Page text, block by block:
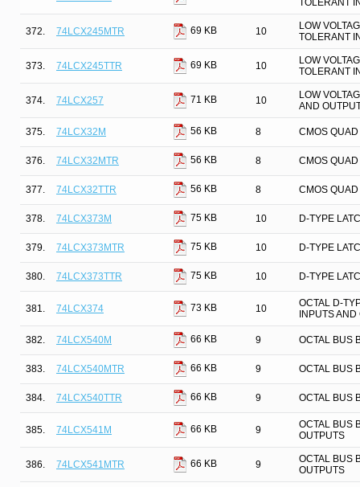
TOLERANT
372. 74LCX245MTR 69 KB 10
LOW
TOLERANT
373. 74LCX245TTR 69 KB 10
LOW
TOLERANT
374. 74LCX257 71 KB 10
LOW
AND
375. 74LCX32M 56 KB 8 CMOS
376. 74LCX32MTR 56 KB 8 CMOS
377. 74LCX32TTR 56 KB 8 CMOS
378. 74LCX373M 75 KB 10 D-TYPE
379. 74LCX373MTR 75 KB 10 D-TYPE
380. 74LCX373TTR 75 KB 10 D-TYPE
381. 74LCX374 73 KB 10
OCTAL D-
INPUTS
382. 74LCX540M 66 KB 9 OCTAL BUS
383. 74LCX540MTR 66 KB 9 OCTAL BUS
384. 74LCX540TTR 66 KB 9 OCTAL BUS
385. 74LCX541M 66 KB 9
OCTAL BUS
OUTPUTS
386. 74LCX541MTR 66 KB 9
OCTAL BUS
OUTPUTS